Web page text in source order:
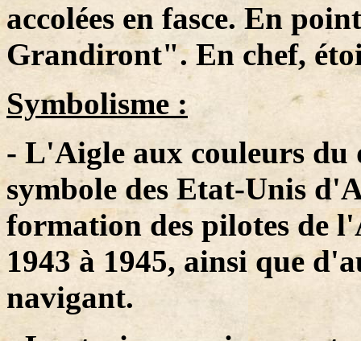
accolées en fasce. En
Grandiront". En chef,
Symbolisme :
- L'Aigle aux couleurs du
symbole des Etat-Unis
formation des pilotes de
1943 à 1945, ainsi que
navigant.